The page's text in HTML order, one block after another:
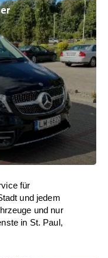
für
und jedem
und nur
in St. Paul,